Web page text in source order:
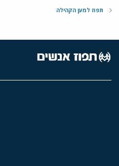
תפוז למען הקהילה